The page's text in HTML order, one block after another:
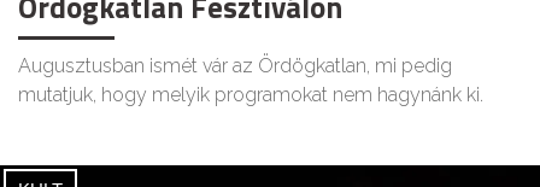
Augusztusban ismét vár az Ördögkatlan, mi pedig
mutatjuk, hogy melyik programokat nem hagynánk ki.